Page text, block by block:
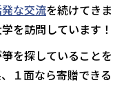
な交流を続けてきま
を訪問しています！
を探していることを
１面なら寄贈できる